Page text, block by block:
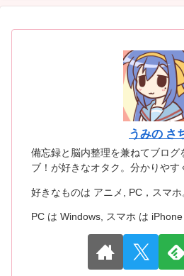
うみの さ
備忘録と脳内整理を兼ねてブログ
ブ！が好きなオタク。分かりやす
好きなものは アニメ, PC，スマホ
PC は Windows, スマホ は iPhone